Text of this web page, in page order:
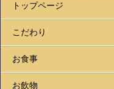
トップページ
こだわり
お食事
お飲物